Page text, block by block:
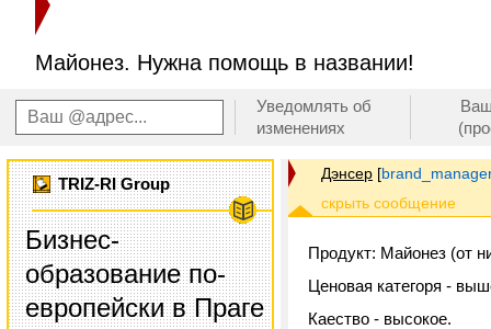
Майонез. Нужна помощь в названии!
Уведомлять об
изменениях
TRIZ-RI Group
Бизнес-
образование по-
европейски в Праге
Дэнсер [
Продукт: Майонез (от
Ценовая категоря -
Каество - высокое.